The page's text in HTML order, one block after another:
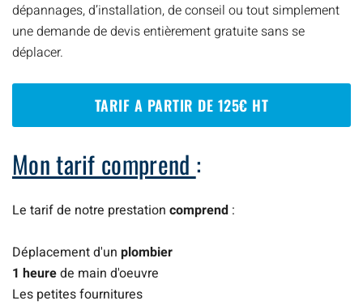
dépannages, d’installation, de conseil ou tout simplement
une demande de devis entièrement gratuite sans se
déplacer.
TARIF A PARTIR DE 125€ HT
Mon tarif comprend :
Le tarif de notre prestation comprend :
Déplacement d'un plombier
1 heurede main d'oeuvre
Les petites fournitures